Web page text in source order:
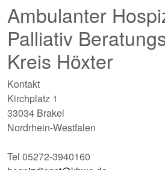
Ambulanter
Palliativ
Kreis Höxter
Kontakt
Kirchplatz 1
33034 Brakel
Nordrhein-Westfalen
Tel 05272-3940160